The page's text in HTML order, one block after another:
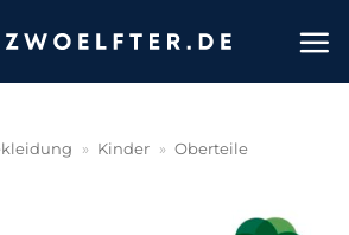
» Kinder » Oberteile